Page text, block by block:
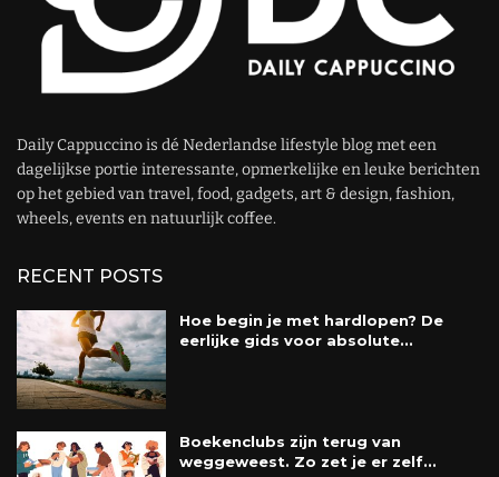
Daily Cappuccino is dé Nederlandse lifestyle blog met een
dagelijkse portie interessante, opmerkelijke en leuke berichten
op het gebied van travel, food, gadgets, art & design, fashion,
wheels, events en natuurlijk coffee.
RECENT POSTS
Hoe begin je met hardlopen? De
eerlijke gids voor absolute...
Boekenclubs zijn terug van
weggeweest. Zo zet je er zelf...